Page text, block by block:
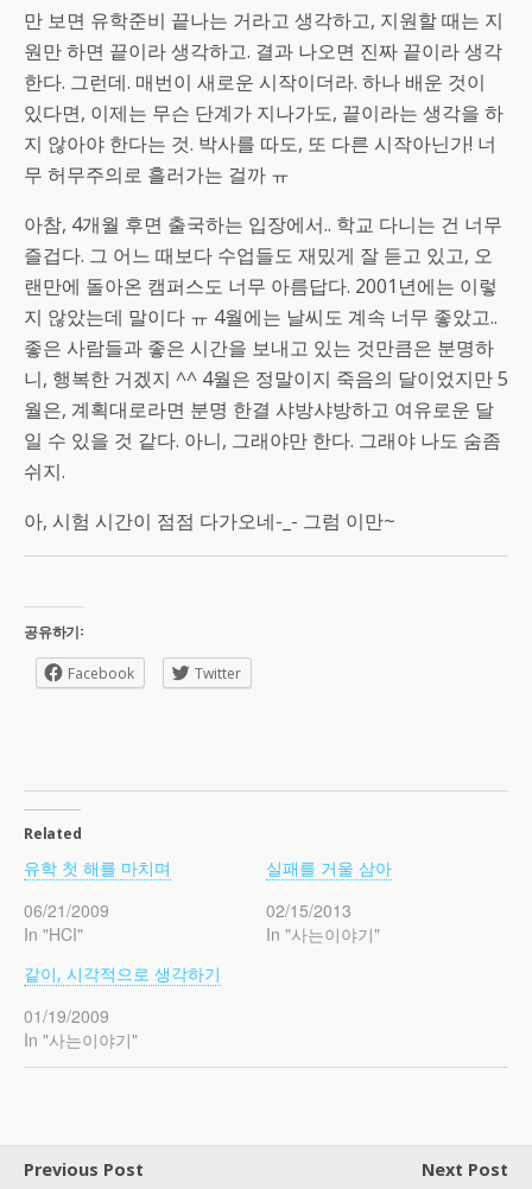
만 보면 유학준비 끝나는 거라고 생각하고, 지원할 때는 지
원만 하면 끝이라 생각하고. 결과 나오면 진짜 끝이라 생각
한다. 그런데. 매번이 새로운 시작이더라. 하나 배운 것이
있다면, 이제는 무슨 단계가 지나가도, 끝이라는 생각을 하
지 않아야 한다는 것. 박사를 따도, 또 다른 시작아닌가! 너
무 허무주의로 흘러가는 걸까 ㅠ
아참, 4개월 후면 출국하는 입장에서.. 학교 다니는 건 너무
즐겁다. 그 어느 때보다 수업들도 재밌게 잘 듣고 있고, 오
랜만에 돌아온 캠퍼스도 너무 아름답다. 2001년에는 이렇
지 않았는데 말이다 ㅠ 4월에는 날씨도 계속 너무 좋았고..
좋은 사람들과 좋은 시간을 보내고 있는 것만큼은 분명하
니, 행복한 거겠지 ^^ 4월은 정말이지 죽음의 달이었지만 5
월은, 계획대로라면 분명 한결 샤방샤방하고 여유로운 달
일 수 있을 것 같다. 아니, 그래야만 한다. 그래야 나도 숨좀
쉬지.
아, 시험 시간이 점점 다가오네-_- 그럼 이만~
공유하기:
Facebook Twitter
Related
유학 첫 해를 마치며
06/21/2009
In "HCI"
실패를 거울 삼아
02/15/2013
In "사는이야기"
같이, 시각적으로 생각하기
01/19/2009
In "사는이야기"
Previous Post
Next Post